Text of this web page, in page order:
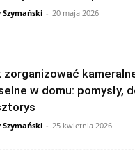
Szymański - 20 maja 2026
zorganizować
w domu: pomysły,
Szymański - 25 kwietnia 2026